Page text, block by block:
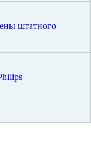
штатного